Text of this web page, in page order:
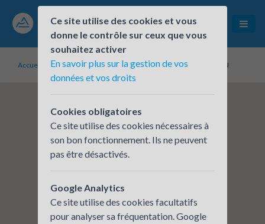
Accueil Établissements inscrits DAUPHINE LIBERE THONON
Ce site utilise des cookies et vous
donne le contrôle sur ceux que vous
souhaitez activer
En savoir plus sur la gestion de vos
données et vos droits
Cookies obligatoires
Ce site utilise des cookies nécessaires à
son bon fonctionnement. Ils ne peuvent
pas être désactivés.
Google Analytics
Ce site utilise des cookies facultatifs
pour analyser sa fréquentation. Google